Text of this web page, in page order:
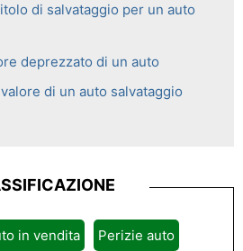
di salvataggio per un auto
deprezzato di un auto
di un auto salvataggio
in vendita Perizie auto